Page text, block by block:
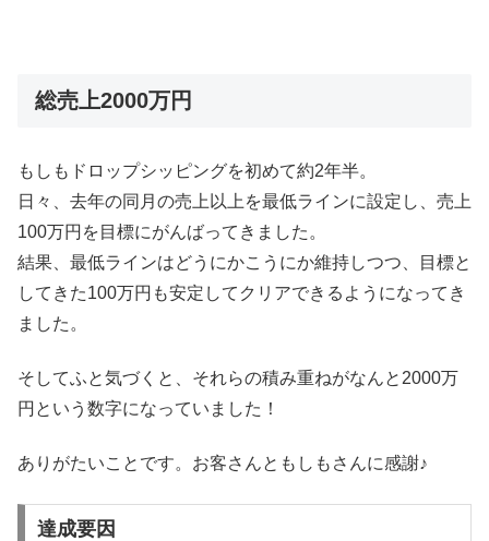
総売上2000万円
もしもドロップシッピングを初めて約2年半。
日々、去年の同月の売上以上を最低ラインに設定し、売上
100万円を目標にがんばってきました。
結果、最低ラインはどうにかこうにか維持しつつ、目標と
してきた100万円も安定してクリアできるようになってき
ました。
そしてふと気づくと、それらの積み重ねがなんと2000万
円という数字になっていました！
ありがたいことです。お客さんともしもさんに感謝♪
達成要因